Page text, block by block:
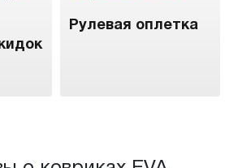
Рулевая оплетка